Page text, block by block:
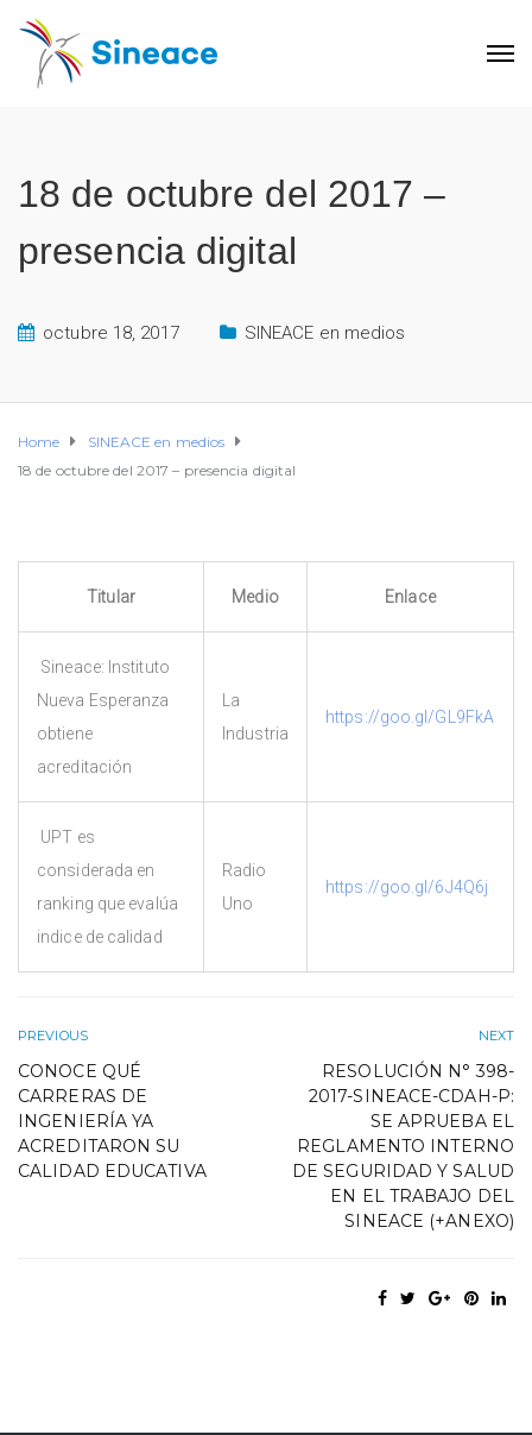
18 de octubre del 2017 –
presencia digital
octubre 18, 2017 SINEACE en medios
Home
SINEACE en medios
18 de octubre del 2017 – presencia digital
Titular Medio Enlace
Sineace: Instituto
Nueva Esperanza
obtiene
acreditación
La
Industria
https://goo.gl/GL9FkA
UPT es
considerada en
ranking que evalúa
indice de calidad
Radio
Uno
https://goo.gl/6J4Q6j
PREVIOUS
CONOCE QUÉ
CARRERAS DE
INGENIERÍA YA
ACREDITARON SU
CALIDAD EDUCATIVA
NEXT
RESOLUCIÓN N° 398-
2017-SINEACE-CDAH-P:
SE APRUEBA EL
REGLAMENTO INTERNO
DE SEGURIDAD Y SALUD
EN EL TRABAJO DEL
SINEACE (+ANEXO)